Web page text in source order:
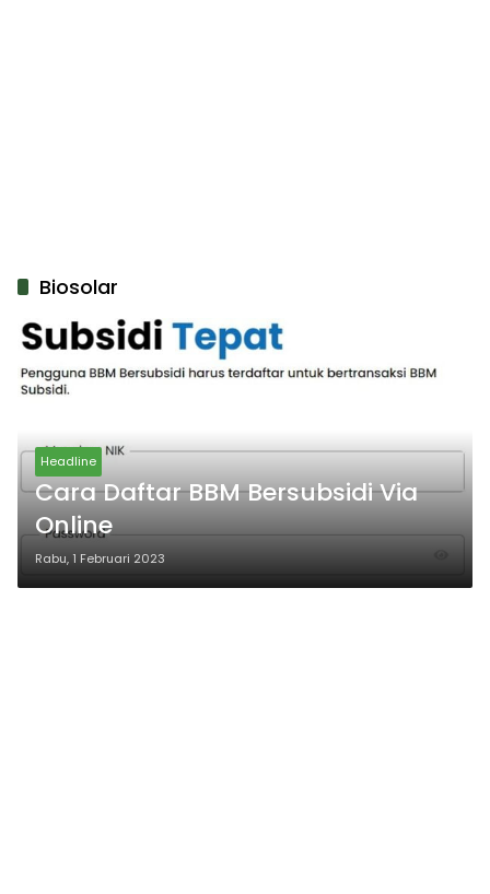
Biosolar
Headline
Cara Daftar BBM Bersubsidi Via
Online
Rabu, 1 Februari 2023